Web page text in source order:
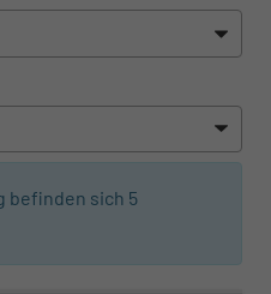
befinden sich 5